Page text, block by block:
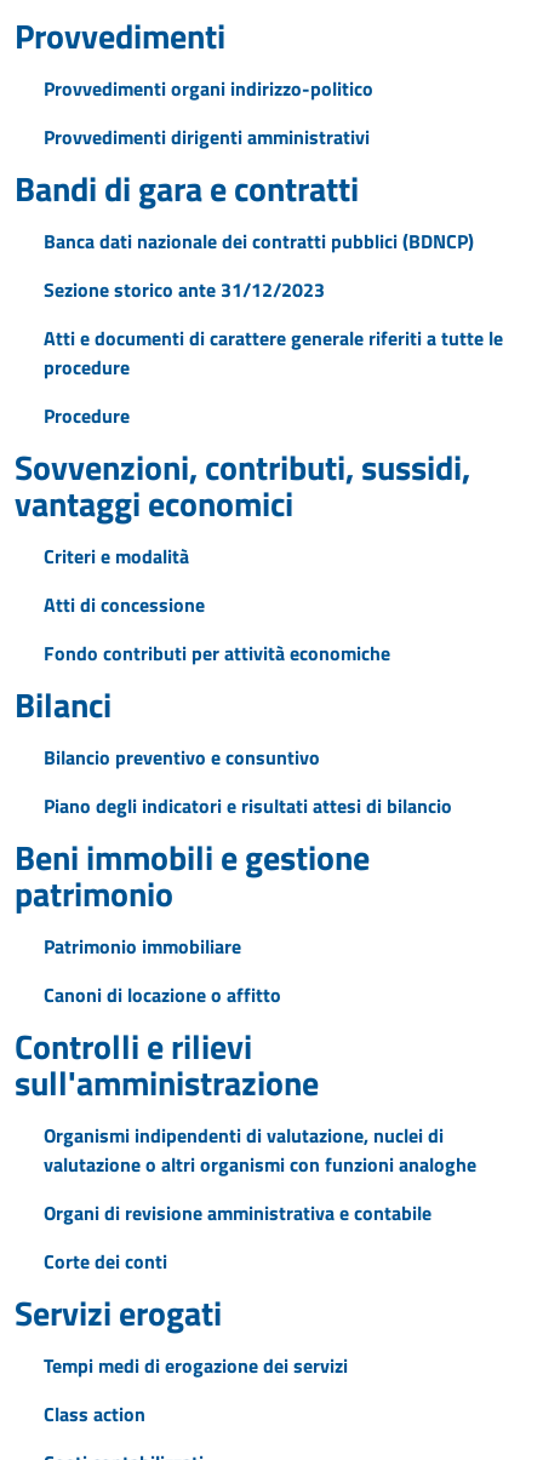
Provvedimenti
Provvedimenti organi indirizzo-politico
Provvedimenti dirigenti amministrativi
Bandi di gara e contratti
Banca dati nazionale dei contratti pubblici (BDNCP)
Sezione storico ante 31/12/2023
Atti e documenti di carattere generale riferiti a tutte le
procedure
Procedure
Sovvenzioni, contributi, sussidi,
vantaggi economici
Criteri e modalità
Atti di concessione
Fondo contributi per attività economiche
Bilanci
Bilancio preventivo e consuntivo
Piano degli indicatori e risultati attesi di bilancio
Beni immobili e gestione
patrimonio
Patrimonio immobiliare
Canoni di locazione o affitto
Controlli e rilievi
sull'amministrazione
Organismi indipendenti di valutazione, nuclei di
valutazione o altri organismi con funzioni analoghe
Organi di revisione amministrativa e contabile
Corte dei conti
Servizi erogati
Tempi medi di erogazione dei servizi
Class action